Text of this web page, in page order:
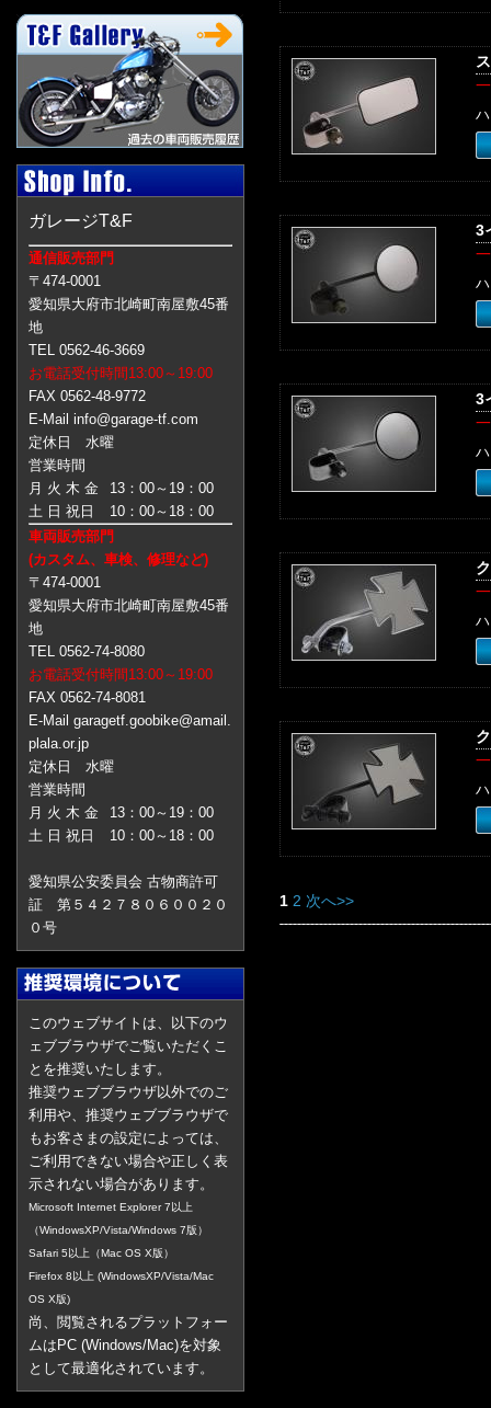
ガレージT&F
通信販売部門
〒474-0001
愛知県大府市北崎町南屋敷45番
地
TEL 0562-46-3669
お電話受付時間13:00～19:00
FAX 0562-48-9772
E-Mail info@garage-tf.com
定休日 水曜
営業時間
月 火 木 金
13：00～19：00
土 日 祝日
10：00～18：00
車両販売部門
(カスタム、車検、修理など)
〒474-0001
愛知県大府市北崎町南屋敷45番
地
TEL 0562-74-8080
お電話受付時間13:00～19:00
FAX 0562-74-8081
E-Mail garagetf.goobike@amail.
plala.or.jp
定休日 水曜
営業時間
月 火 木 金
13：00～19：00
土 日 祝日
10：00～18：00
愛知県公安委員会 古物商許可
証 第５４２７８０６００２０
０号
このウェブサイトは、以下のウ
ェブブラウザでご覧いただくこ
とを推奨いたします。
推奨ウェブブラウザ以外でのご
利用や、推奨ウェブブラウザで
もお客さまの設定によっては、
ご利用できない場合や正しく表
示されない場合があります。
Microsoft Internet Explorer 7以上
（WindowsXP/Vista/Windows 7版）
Safari 5以上（Mac OS X版）
Firefox 8以上 (WindowsXP/Vista/Mac
OS X版)
尚、閲覧されるプラットフォー
ムはPC (Windows/Mac)を対象
として最適化されています。
3
3
1 2 次へ>>